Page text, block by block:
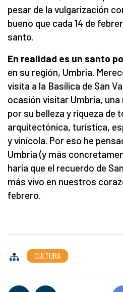
pesar de la vulgarización
bueno que cada 14 de
santo.
En realidad es un santo
en su región, Umbría.
visita a la Basílica de San
ocasión visitar Umbría,
por su belleza y riqueza de
arquitectónica, turística,
y vinícola. Por eso he
Umbría (y más
haría que el recuerdo de
más vivo en nuestros
febrero.
CULTURA